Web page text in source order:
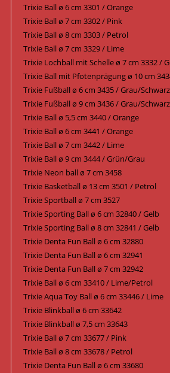
Trixie Ball ø 6 cm 3301 / Orange
Trixie Ball ø 7 cm 3302 / Pink
Trixie Ball ø 8 cm 3303 / Petrol
Trixie Ball ø 7 cm 3329 / Lime
Trixie Lochball mit Schelle ø 7 cm 3332 /
Trixie Ball mit Pfotenprägung ø 10 cm
Trixie Fußball ø 6 cm 3435 / Grau/Schwarz
Trixie Fußball ø 9 cm 3436 / Grau/Schwarz
Trixie Ball ø 5,5 cm 3440 / Orange
Trixie Ball ø 6 cm 3441 / Orange
Trixie Ball ø 7 cm 3442 / Lime
Trixie Ball ø 9 cm 3444 / Grün/Grau
Trixie Neon ball ø 7 cm 3458
Trixie Basketball ø 13 cm 3501 / Petrol
Trixie Sportball ø 7 cm 3527
Trixie Sporting Ball ø 6 cm 32840 / Gelb
Trixie Sporting Ball ø 8 cm 32841 / Gelb
Trixie Denta Fun Ball ø 6 cm 32880
Trixie Denta Fun Ball ø 6 cm 32941
Trixie Denta Fun Ball ø 7 cm 32942
Trixie Ball ø 6 cm 33410 / Lime/Petrol
Trixie Aqua Toy Ball ø 6 cm 33446 / Lime
Trixie Blinkball ø 6 cm 33642
Trixie Blinkball ø 7,5 cm 33643
Trixie Ball ø 7 cm 33677 / Pink
Trixie Ball ø 8 cm 33678 / Petrol
Trixie Denta Fun Ball ø 6 cm 33680